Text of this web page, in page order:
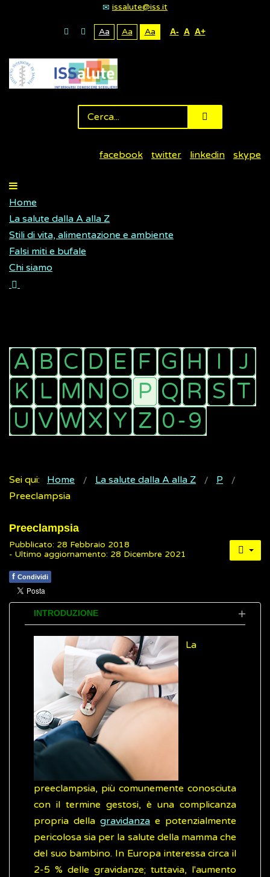
issalute@iss.it
Aa Aa Aa A- A A+
facebook twitter linkedin skype
Home
La salute dalla A alla Z
Stili di vita, alimentazione e ambiente
Falsi miti e bufale
Chi siamo
Sei qui: Home La salute dalla A alla Z
P
Preeclampsia
Preeclampsia
Pubblicato: 28 Febbraio 2018
- Ultimo aggiornamento: 28 Dicembre 2021
f Condividi
INTRODUZIONE
La
preeclampsia, più comunemente conosciuta
con il termine gestosi, è una complicanza
propria della gravidanza e potenzialmente
pericolosa sia per la salute della mamma che
del suo bambino. In Europa interessa circa il
2-5 % delle gravidanze; tuttavia, l'aumento